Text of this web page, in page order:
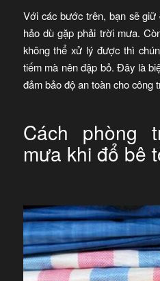
Với các bước trên, bạn sẽ
hảo dù gặp phải trời mưa.
không thể xử lý được thì
tiếm mà nên đập bỏ. Đây là
đảm bảo độ an toàn cho công
Cách phòng
mưa khi đổ bê